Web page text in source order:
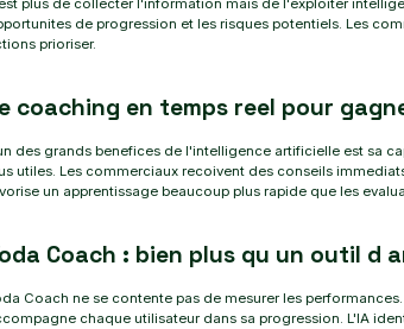
plus de collecter l'information mais de l'exploiter
de progression et les risques potentiels. Les
prioriser.
coaching en temps reel pour
des grands benefices de l'intelligence artificielle est sa
utiles. Les commerciaux recoivent des conseils
un apprentissage beaucoup plus rapide que les
Coach : bien plus qu un outil d
Coach ne se contente pas de mesurer les
chaque utilisateur dans sa progression. L'IA